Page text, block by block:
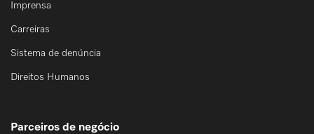
Imprensa
Carreiras
Sistema de denúncia
Direitos Humanos
Parceiros de negócio